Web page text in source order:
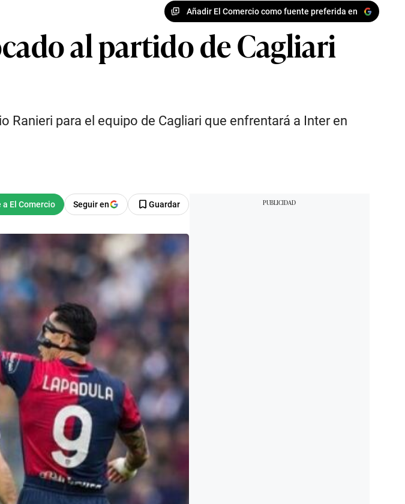
Añadir El Comercio como fuente preferida en
al partido de Cagliari
para el equipo de Cagliari que enfrentará a Inter en
Seguir en Guardar